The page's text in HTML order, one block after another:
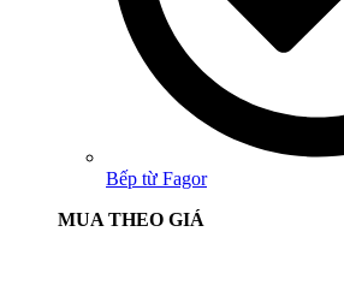
Bếp từ Fagor
MUA THEO GIÁ